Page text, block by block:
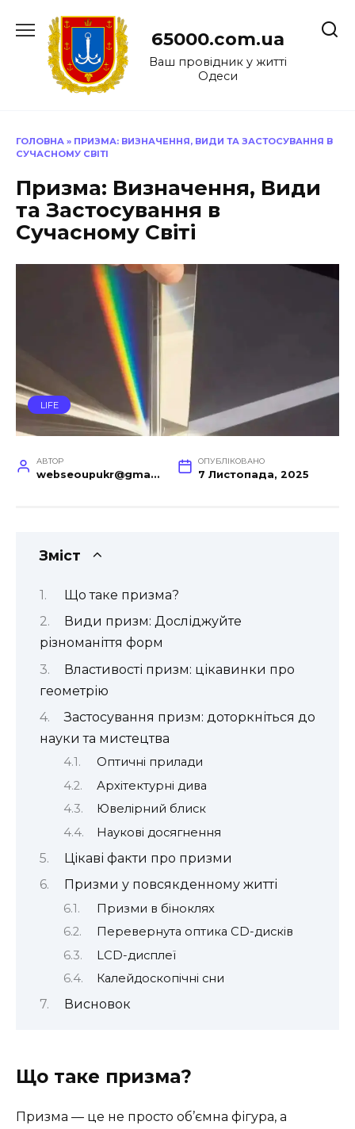
до
65000.com.ua
Ваш провідник у житті
Одеси
ГОЛОВНА » ПРИЗМА: ВИЗНАЧЕННЯ, ВИДИ ТА ЗАСТОСУВАННЯ В
СУЧАСНОМУ СВІТІ
Призма: Визначення, Види
та Застосування в
Сучасному Світі
LIFE
АВТОР
webseoupukr@gmail.com
ОПУБЛІКОВАНО
7 Листопада, 2025
Зміст
Що таке призма?
Види призм: Досліджуйте
різноманіття форм
Властивості призм: цікавинки про
геометрію
Застосування призм: доторкніться до
науки та мистецтва
Оптичні прилади
Архітектурні дива
Ювелірний блиск
Наукові досягнення
Цікаві факти про призми
Призми у повсякденному житті
Призми в біноклях
Перевернута оптика CD-дисків
LCD-дисплеї
Калейдоскопічні сни
Висновок
Що таке призма?
Призма — це не просто об’ємна фігура, а